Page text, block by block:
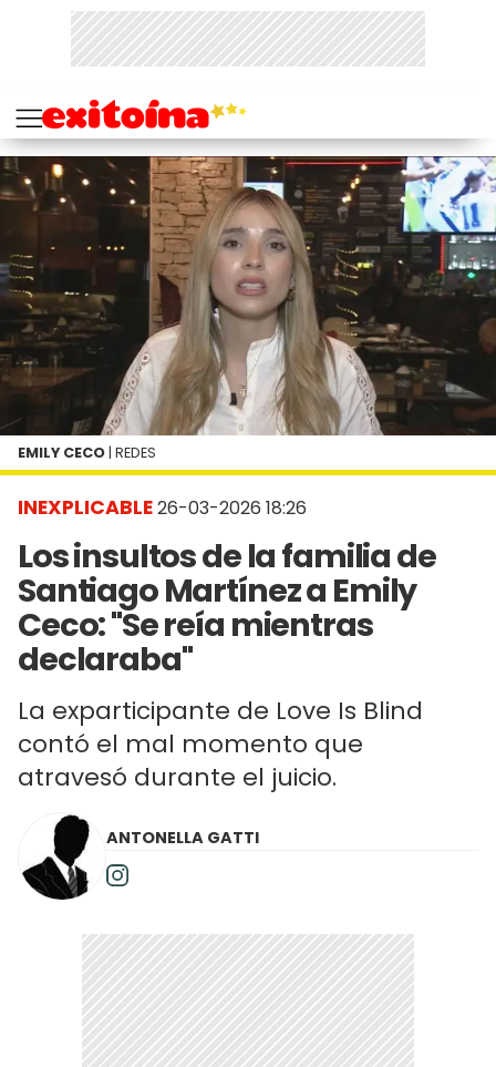
INEXPLICABLE26-03-2026 18:26
Los insultos de la familia de
Santiago Martínez a Emily
Ceco: "Se reía mientras
declaraba"
La exparticipante de Love Is Blind
contó el mal momento que
atravesó durante el juicio.
EMILY CECO | REDES
ANTONELLA GATTI